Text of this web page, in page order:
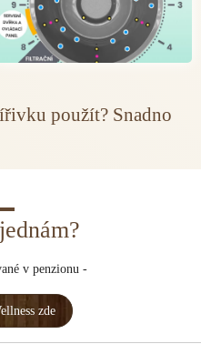
použít? Snadno
v penzionu -
zde